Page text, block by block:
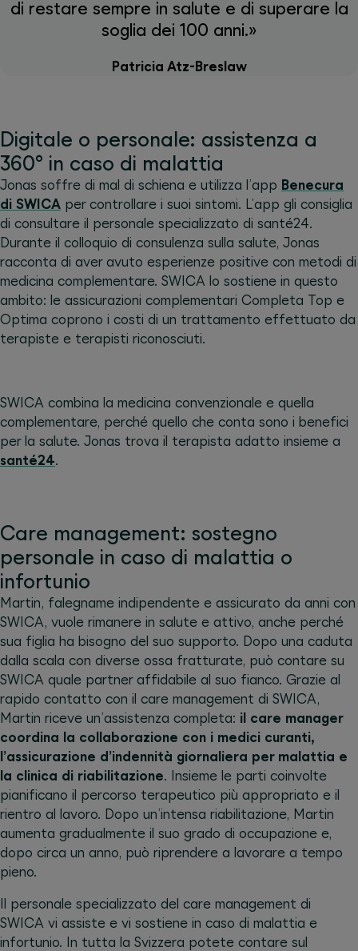
di restare sempre in salute e di superare la
soglia dei 100 anni.»
Patricia Atz-Breslaw
Digitale o personale: assistenza a
360° in caso di malattia
Jonas soffre di mal di schiena e utilizza l’app Benecura
di SWICA per controllare i suoi sintomi. L’app gli consiglia
di consultare il personale specializzato di santé24.
Durante il colloquio di consulenza sulla salute, Jonas
racconta di aver avuto esperienze positive con metodi di
medicina complementare. SWICA lo sostiene in questo
ambito: le assicurazioni complementari Completa Top e
Optima coprono i costi di un trattamento effettuato da
terapiste e terapisti riconosciuti.
SWICA combina la medicina convenzionale e quella
complementare, perché quello che conta sono i benefici
per la salute. Jonas trova il terapista adatto insieme a
santé24.
Care management: sostegno
personale in caso di malattia o
infortunio
Martin, falegname indipendente e assicurato da anni con
SWICA, vuole rimanere in salute e attivo, anche perché
sua figlia ha bisogno del suo supporto. Dopo una caduta
dalla scala con diverse ossa fratturate, può contare su
SWICA quale partner affidabile al suo fianco. Grazie al
rapido contatto con il care management di SWICA,
Martin riceve un’assistenza completa: il care manager
coordina la collaborazione con i medici curanti,
l’assicurazione d’indennità giornaliera per malattia e
la clinica di riabilitazione. Insieme le parti coinvolte
pianificano il percorso terapeutico più appropriato e il
rientro al lavoro. Dopo un’intensa riabilitazione, Martin
aumenta gradualmente il suo grado di occupazione e,
dopo circa un anno, può riprendere a lavorare a tempo
pieno.
Il personale specializzato del care management di
SWICA vi assiste e vi sostiene in caso di malattia e
infortunio. In tutta la Svizzera potete contare sul